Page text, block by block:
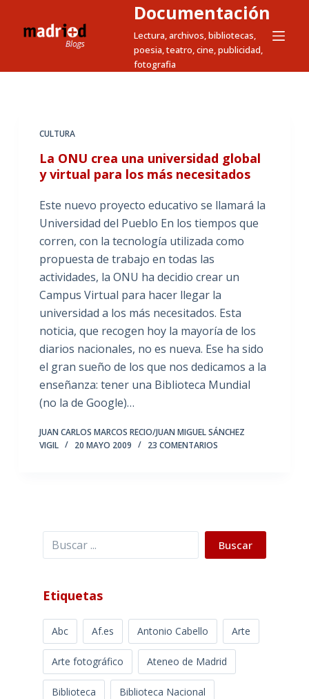
t
Documentación
Lectura, archivos, bibliotecas,
poesia, teatro, cine, publicidad,
fotografia
CULTURA
La ONU crea una universidad global
y virtual para los más necesitados
Este nuevo proyecto educativo se llamará la
Universidad del Pueblo En los tiempos que
corren, con la tecnología utilizada como
propuesta de trabajo en todas las
actividades, la ONU ha decidio crear un
Campus Virtual para hacer llegar la
universidad a los más necesitados. Esta
noticia, que recogen hoy la mayoría de los
diarios nacionales, no es nueva. Ese ha sido
el gran sueño de los que nos dedicamos a la
enseñanza: tener una Biblioteca Mundial
(no la de Google)…
JUAN CARLOS MARCOS RECIO/JUAN MIGUEL SÁNCHEZ
VIGIL
20 MAYO 2009 23 COMENTARIOS
Buscar Buscar
Etiquetas
Abc Af.es Antonio Cabello Arte
Arte fotográfico Ateneo de Madrid
Biblioteca
Biblioteca Nacional